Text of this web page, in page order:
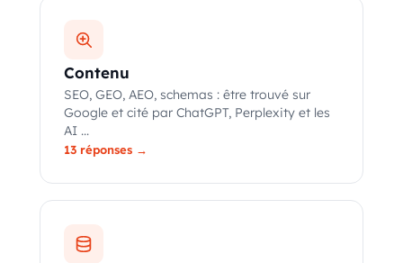
Contenu
SEO, GEO, AEO, schemas : être trouvé sur
Google et cité par ChatGPT, Perplexity et les
AI ...
13 réponses →